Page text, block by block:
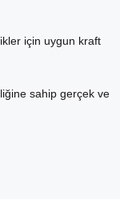
için uygun kraft
sahip gerçek ve